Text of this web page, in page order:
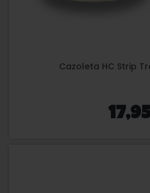
Cazoleta HC Strip